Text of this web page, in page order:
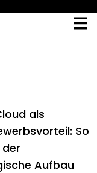
als
So
Aufbau